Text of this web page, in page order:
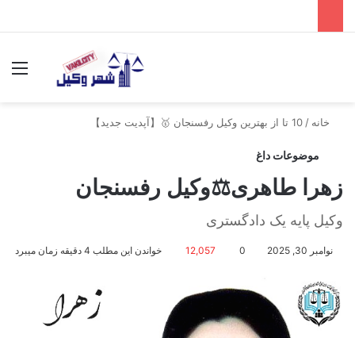
خانه / 10 تا از بهترین وکیل رفسنجان 🥇【آپدیت جدید】
موضوعات داغ
زهرا طاهری⚖️وکیل رفسنجان
وکیل پایه یک دادگستری
نوامبر 30, 2025 0
12,057 خواندن این مطلب 4 دقیقه زمان میبرد